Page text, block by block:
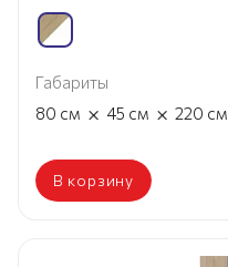
Габариты
80 см × 45 см × 220 см
В корзину